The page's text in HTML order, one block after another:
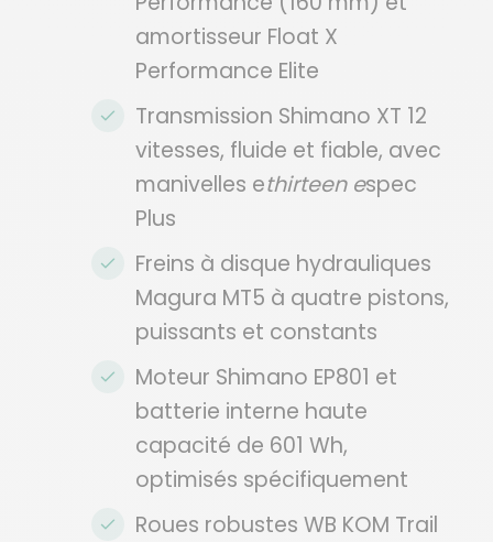
amortisseur Float X
Performance Elite
Transmission Shimano XT 12
vitesses, fluide et fiable, avec
manivelles ethirteen espec
Plus
Freins à disque hydrauliques
Magura MT5 à quatre pistons,
puissants et constants
Moteur Shimano EP801 et
batterie interne haute
capacité de 601 Wh,
optimisés spécifiquement
Roues robustes WB KOM Trail